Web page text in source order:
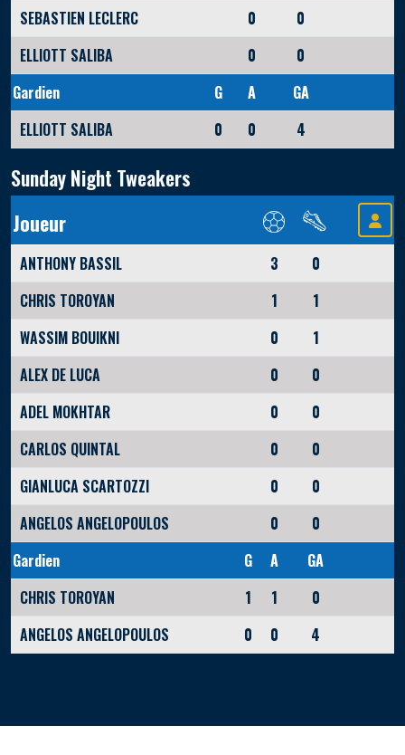
SEBASTIEN LECLERC
0
0
ELLIOTT SALIBA
0
0
Gardien
G A
GA
ELLIOTT SALIBA
0 0 4
Sunday Night Tweakers
Joueur
ANTHONY BASSIL 3
0
CHRIS TOROYAN
1
1
WASSIM BOUIKNI
0
1
ALEX DE LUCA
0
0
ADEL MOKHTAR
0
0
CARLOS QUINTAL
0
0
GIANLUCA SCARTOZZI
0
0
ANGELOS ANGELOPOULOS
0
0
Gardien
G A
GA
CHRIS TOROYAN
1 1
0
ANGELOS ANGELOPOULOS
0 0 4